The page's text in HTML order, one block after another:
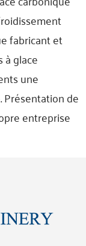
fabricant et
glace
une
Présentation de
entreprise